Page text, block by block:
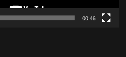
00:46